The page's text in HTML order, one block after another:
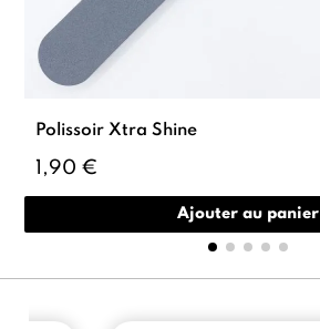
Polissoir Xtra Shine
1,90 €
Ajouter au panier